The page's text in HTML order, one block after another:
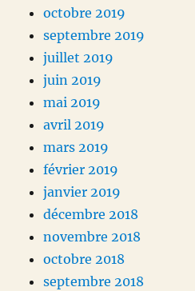
octobre 2019
septembre 2019
juillet 2019
juin 2019
mai 2019
avril 2019
mars 2019
février 2019
janvier 2019
décembre 2018
novembre 2018
octobre 2018
septembre 2018